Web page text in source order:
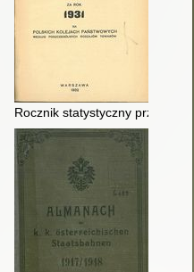
o udzielaniu doraźnej
Rocznik statystyczny